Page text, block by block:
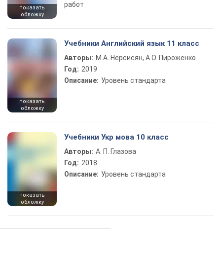
показать
обложку
работ
показать
обложку
Учебники Английский язык 11 класс
Авторы: М.А. Нерсисян, А.О. Пироженко
Год: 2019
Описание: Уровень стандарта
показать
обложку
Учебники Укр мова 10 класс
Авторы: А. П. Глазова
Год: 2018
Описание: Уровень стандарта